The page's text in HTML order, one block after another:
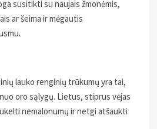
susitikti su naujais žmonėmis,
ar šeima ir mėgautis
lauko renginių trūkumų yra tai,
oro sąlygų. Lietus, stiprus vėjas
nemalonumų ir netgi atšaukti